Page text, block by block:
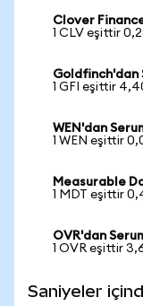
Clover
1 CLV eşittir
Goldfinch'dan
1 GFI eşittir
WEN'dan
1 WEN eşittir
Measurable
1 MDT eşittir
OVR'dan
1 OVR eşittir
Saniyeler